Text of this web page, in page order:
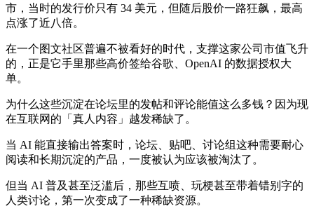
市，当时的发行价只有 34 美元，但随后股价一路狂飙，最高
点涨了近八倍。
在一个图文社区普遍不被看好的时代，支撑这家公司市值飞升
的，正是它手里那些高价签给谷歌、OpenAI 的数据授权大
单。
为什么这些沉淀在论坛里的发帖和评论能值这么多钱？因为现
在互联网的「真人内容」越发稀缺了。
当 AI 能直接输出答案时，论坛、贴吧、讨论组这种需要耐心
阅读和长期沉淀的产品，一度被认为应该被淘汰了。
但当 AI 普及甚至泛滥后，那些互喷、玩梗甚至带着错别字的
人类讨论，第一次变成了一种稀缺资源。